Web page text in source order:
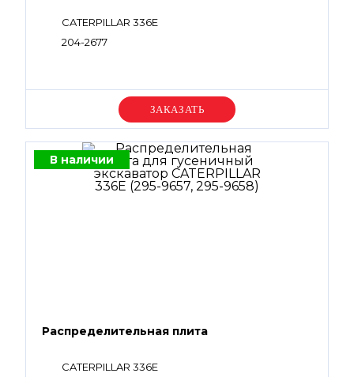
CATERPILLAR 336E
204-2677
Уточняйте цену
В наличии
Распределительная плита
CATERPILLAR 336E